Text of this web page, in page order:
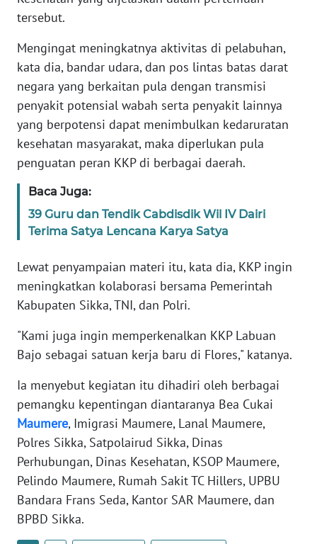
tersebut.
Mengingat meningkatnya aktivitas di pelabuhan,
kata dia, bandar udara, dan pos lintas batas darat
negara yang berkaitan pula dengan transmisi
penyakit potensial wabah serta penyakit lainnya
yang berpotensi dapat menimbulkan kedaruratan
kesehatan masyarakat, maka diperlukan pula
penguatan peran KKP di berbagai daerah.
Baca Juga:
39 Guru dan Tendik Cabdisdik Wil IV Dairi
Terima Satya Lencana Karya Satya
Lewat penyampaian materi itu, kata dia, KKP ingin
meningkatkan kolaborasi bersama Pemerintah
Kabupaten Sikka, TNI, dan Polri.
"Kami juga ingin memperkenalkan KKP Labuan
Bajo sebagai satuan kerja baru di Flores," katanya.
Ia menyebut kegiatan itu dihadiri oleh berbagai
pemangku kepentingan diantaranya Bea Cukai
Maumere, Imigrasi Maumere, Lanal Maumere,
Polres Sikka, Satpolairud Sikka, Dinas
Perhubungan, Dinas Kesehatan, KSOP Maumere,
Pelindo Maumere, Rumah Sakit TC Hillers, UPBU
Bandara Frans Seda, Kantor SAR Maumere, dan
BPBD Sikka.
BANTEN
WN
NTT
WN
KEPRI
WN
PAPUA
PAPUA
BARAT
WN
RIAU
SERAMBI
JAMBI
WN
SULTRA
WN
NTB